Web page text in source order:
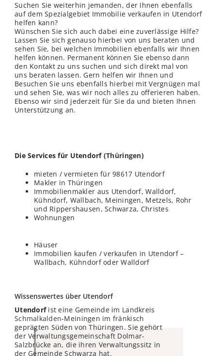
Suchen Sie weiterhin jemanden, der Ihnen ebenfalls
auf dem Spezialgebiet Immobilie verkaufen in Utendorf
helfen kann?
Wünschen Sie sich auch dabei eine zuverlässige Hilfe?
Lassen Sie sich genauso hierbei von uns beraten und
sehen Sie, bei welchen Immobilien ebenfalls wir Ihnen
helfen können. Permanent können Sie ebenso dann
den Kontakt zu uns suchen und sich direkt mal von
uns beraten lassen. Gern helfen wir Ihnen und
Besuchen Sie uns ebenfalls hierbei mit Vergnügen mal
und sehen Sie, was wir noch alles zu offerieren haben.
Ebenso wir sind jederzeit für Sie da und bieten Ihnen
Unterstützung an.
Die Services für Utendorf (Thüringen)
mieten / vermieten für 98617 Utendorf
Makler in Thüringen
Immobilienmakler aus Utendorf, Walldorf,
Kühndorf, Wallbach, Meiningen, Metzels, Rohr
und Rippershausen, Schwarza, Christes
Wohnungen
Häuser
Immobilien kaufen / verkaufen in Utendorf –
Wallbach, Kühndorf oder Walldorf
Wissenswertes über Utendorf
Utendorfist eine Gemeinde im Landkreis
Schmalkalden-Meiningen im fränkisch
geprägten Süden von Thüringen. Sie gehört
der Verwaltungsgemeinschaft Dolmar-
Salzbrücke an, die ihren Verwaltungssitz in
der Gemeinde Schwarza hat.